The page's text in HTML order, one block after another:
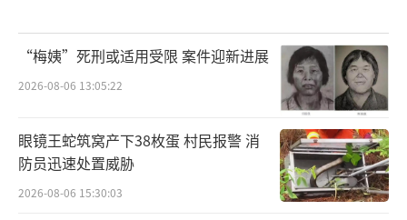
“梅姨”死刑或适用受限 案件迎新进展
2026-08-06 13:05:22
眼镜王蛇筑窝产下38枚蛋 村民报警 消
防员迅速处置威胁
2026-08-06 15:30:03